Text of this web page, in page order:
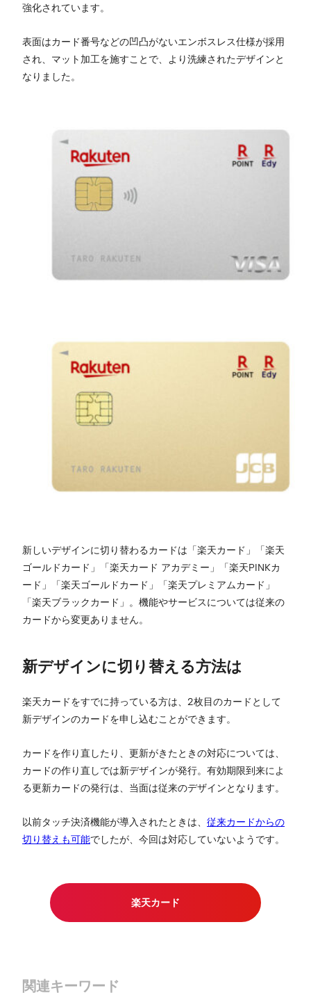
強化されています。
表面はカード番号などの凹凸がないエンボスレス仕様が採用
され、マット加工を施すことで、より洗練されたデザインと
なりました。
新しいデザインに切り替わるカードは「楽天カード」「楽天
ゴールドカード」「楽天カード アカデミー」「楽天PINKカ
ード」「楽天ゴールドカード」「楽天プレミアムカード」
「楽天ブラックカード」。機能やサービスについては従来の
カードから変更ありません。
新デザインに切り替える方法は
楽天カードをすでに持っている方は、2枚目のカードとして
新デザインのカードを申し込むことができます。
カードを作り直したり、更新がきたときの対応については、
カードの作り直しでは新デザインが発行。有効期限到来によ
る更新カードの発行は、当面は従来のデザインとなります。
以前タッチ決済機能が導入されたときは、 従来カードからの
切り替えも可能でしたが、今回は対応していないようです。
楽天カード
関連キーワード